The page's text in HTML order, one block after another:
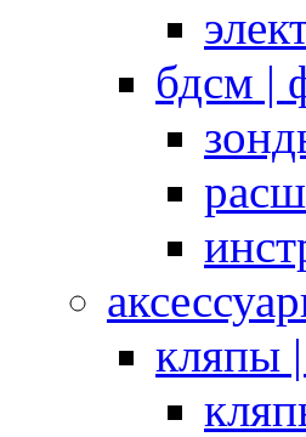
бдсм |
кляпы